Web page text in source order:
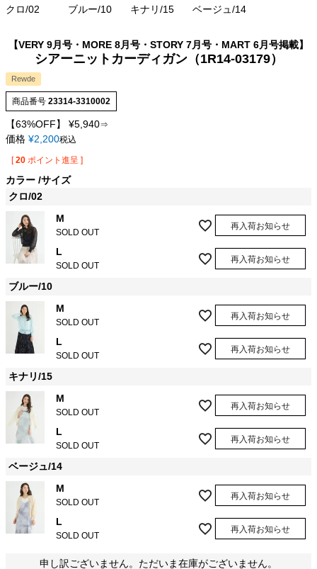
クロ/02 ブルー/10 キナリ/15 ベージュ/14
【VERY 9月号・MORE 8月号・STORY 7月号・MART 6月号掲載】
シアーニットカーディガン（1R14-03179）
Rewde
商品番号 23314-3310002
【63%OFF】 ¥5,940⇒
価格 ¥2,200税込
[ 20 ポイント進呈 ]
カラー サイズ
クロ/02
M
SOLD OUT
再入荷お知らせ
L
SOLD OUT
再入荷お知らせ
ブルー/10
M
SOLD OUT
再入荷お知らせ
L
SOLD OUT
再入荷お知らせ
キナリ/15
M
SOLD OUT
再入荷お知らせ
L
SOLD OUT
再入荷お知らせ
ベージュ/14
M
SOLD OUT
再入荷お知らせ
L
SOLD OUT
再入荷お知らせ
申し訳ございません。ただいま在庫がございません。